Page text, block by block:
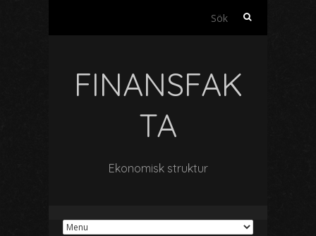
Sök
FINANSFAK
TA
Ekonomisk struktur